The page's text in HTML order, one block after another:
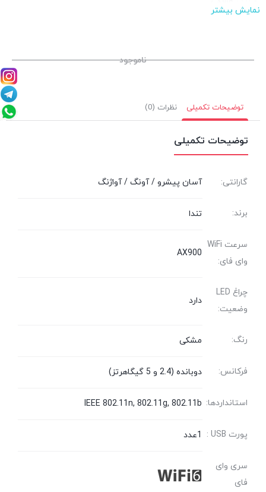
فرکانس::
دوبانده (2.4 و 5 گیگاهرتز)
نمایش بیشتر
ناموجود
توضیحات تکمیلی نظرات (0)
توضیحات تکمیلی
گارانتی: آسان پیشرو / آونگ / آواژنگ
برند: تندا
سرعت WiFi
وای فای:
AX900
چراغ LED
وضعیت:
دارد
رنگ: مشکی
فرکانس: دوبانده (2.4 و 5 گیگاهرتز)
استانداردها: IEEE 802.11n, 802.11g, 802.11b
پورت USB : 1عدد
سری وای
فای